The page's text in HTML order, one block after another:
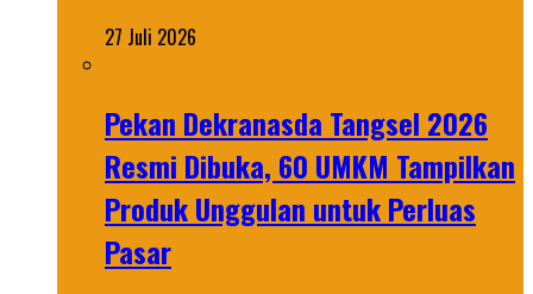
27 Juli 2026
Pekan Dekranasda Tangsel 2026
Resmi Dibuka, 60 UMKM Tampilkan
Produk Unggulan untuk Perluas
Pasar